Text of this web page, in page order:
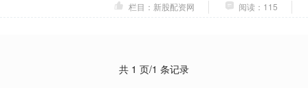
栏目：新股配资网
阅读：115
共 1 页/1 条记录